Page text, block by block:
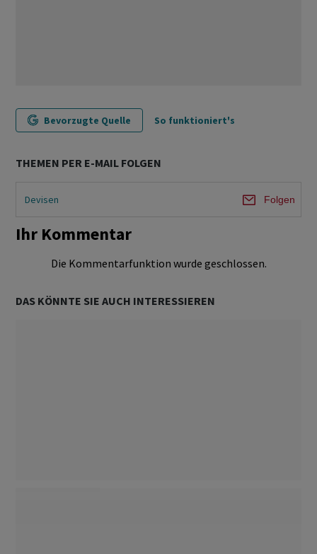
Bevorzugte Quelle So funktioniert's
THEMEN PER E-MAIL FOLGEN
Devisen Folgen
Ihr Kommentar
Die Kommentarfunktion wurde geschlossen.
DAS KÖNNTE SIE AUCH INTERESSIEREN